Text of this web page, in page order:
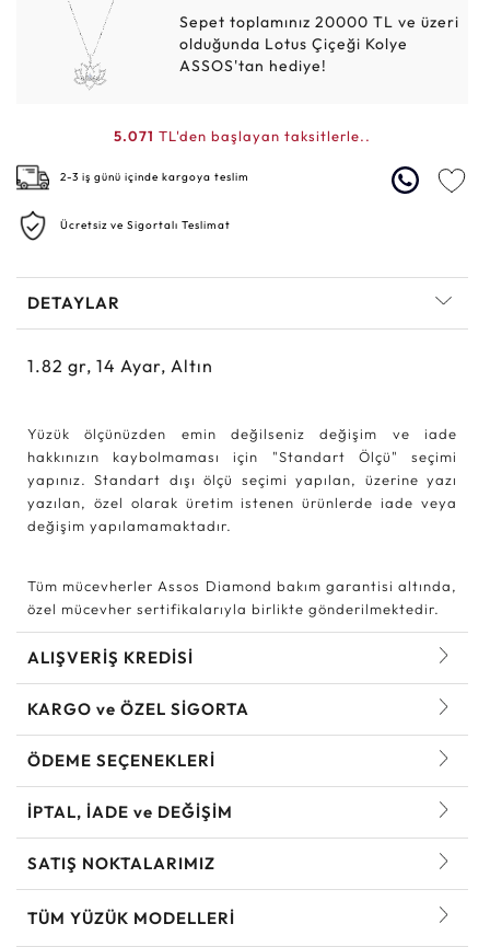
Sepet toplamınız 20000 TL ve üzeri
olduğunda Lotus Çiçeği Kolye
ASSOS'tan hediye!
5.071 TL'den başlayan taksitlerle..
2-3 iş günü içinde kargoya teslim
Ücretsiz ve Sigortalı Teslimat
DETAYLAR
1.82 gr, 14 Ayar, Altın
Yüzük ölçünüzden emin değilseniz değişim ve iade
hakkınızın kaybolmaması için "Standart Ölçü" seçimi
yapınız. Standart dışı ölçü seçimi yapılan, üzerine yazı
yazılan, özel olarak üretim istenen ürünlerde iade veya
değişim yapılamamaktadır.
Tüm mücevherler Assos Diamond bakım garantisi altında,
özel mücevher sertifikalarıyla birlikte gönderilmektedir.
ALIŞVERİŞ KREDİSİ
KARGO ve ÖZEL SİGORTA
ÖDEME SEÇENEKLERİ
İPTAL, İADE ve DEĞİŞİM
SATIŞ NOKTALARIMIZ
TÜM YÜZÜK MODELLERI